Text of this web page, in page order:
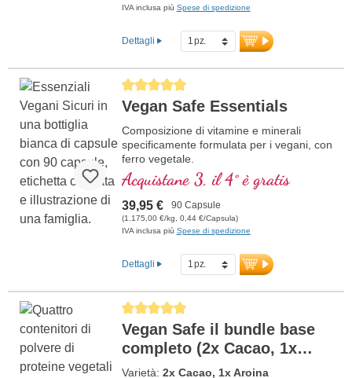
IVA inclusa più Spese di spedizione
Dettagli
Average rating of 5 out of 5 stars
Vegan Safe Essentials
Composizione di vitamine e minerali
specificamente formulata per i vegani, con
ferro vegetale.
Acquistane 3, il 4° è gratis
39,95 € 90 Capsule
(1.175,00 €/kg, 0,44 €/Capsula)
IVA inclusa più Spese di spedizione
Dettagli
Average rating of 5 out of 5 stars
Vegan Safe il bundle base
completo (2x Cacao, 1x
Aronia)
Varietà: 2x Cacao, 1x Aroina